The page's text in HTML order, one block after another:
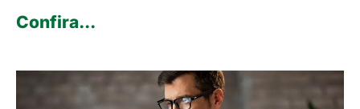
Confira...